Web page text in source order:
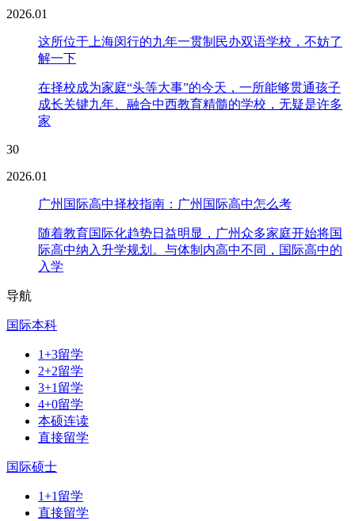
2026.01
这所位于上海闵行的九年一贯制民办双语学校，不妨了
解一下
在择校成为家庭“头等大事”的今天，一所能够贯通孩子
成长关键九年、融合中西教育精髓的学校，无疑是许多
家
30
2026.01
广州国际高中择校指南：广州国际高中怎么考
随着教育国际化趋势日益明显，广州众多家庭开始将国
际高中纳入升学规划。与体制内高中不同，国际高中的
入学
导航
国际本科
1+3留学
2+2留学
3+1留学
4+0留学
本硕连读
直接留学
国际硕士
1+1留学
直接留学